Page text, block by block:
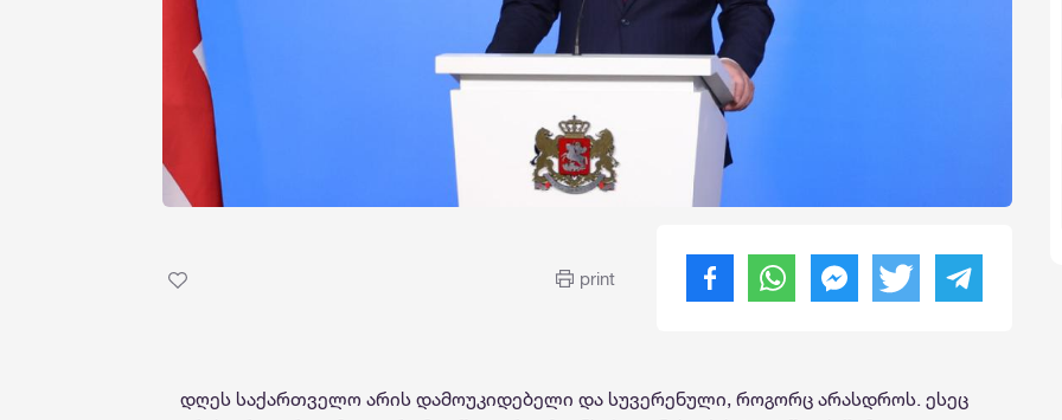
print
დღეს საქართველო არის დამოუკიდებელი და სუვერენული, როგორც არასდროს. ესეც